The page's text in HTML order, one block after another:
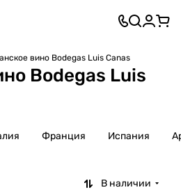
вино Bodegas Luis Canas
Bodegas Luis
Франция Испания
В наличии